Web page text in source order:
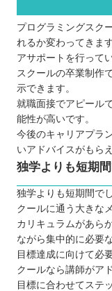
プログラミングスク
れるか変わってきま
アサポートを行って
スクールの卒業制作
示できます。
就職面接でアピール
能性が高いです。
今後のキャリアプラ
いアドバイスがもら
独学よりも短期
独学よりも短期間で
クールに通う大きな
カリキュラムがあら
ながら集中的に必要
目標達成に向けて必
クールなら講師がア
目標に合わせてステ